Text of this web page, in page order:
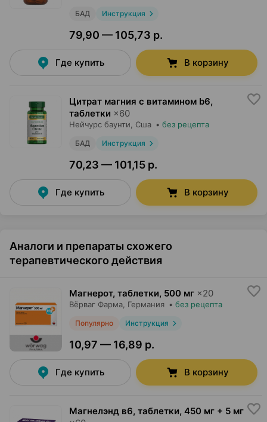
БАД Инструкция
79,90 — 105,73 р.
Где купить В корзину
Цитрат магния с витамином b6,
таблетки ×60
Нейчурс баунти , Сша • без рецепта
БАД Инструкция
70,23 — 101,15 р.
Где купить В корзину
Аналоги и препараты схожего
терапевтического действия
Магнерот, таблетки, 500 мг ×20
Вёрваг Фарма , Германия • без рецепта
Популярно Инструкция
10,97 — 16,89 р.
Где купить В корзину
Магнелэнд в6, таблетки, 450 мг + 5 мг